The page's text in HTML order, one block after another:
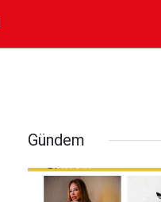
Gündem